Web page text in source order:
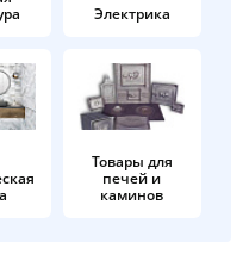
Электрика
Товары для
печей и
каминов
раз в 2